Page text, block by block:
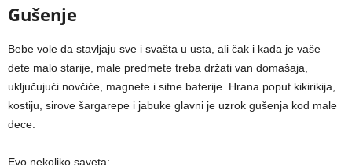
Gušenje
Bebe vole da stavljaju sve i svašta u usta, ali čak i kada je vaše
dete malo starije, male predmete treba držati van domašaja,
uključujući novčiće, magnete i sitne baterije. Hrana poput kikirikija,
kostiju, sirove šargarepe i jabuke glavni je uzrok gušenja kod male
dece.
Evo nekoliko saveta: